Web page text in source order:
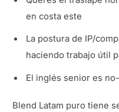
en costa este
La postura de IP/
haciendo trabajo útil
El inglés senior es
Blend Latam puro tiene